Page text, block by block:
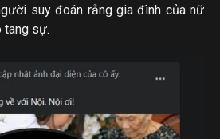
suy đoán rằng gia đình của nữ
tang sự.